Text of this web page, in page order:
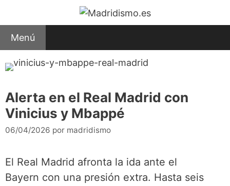
contenido
Menú
Alerta en el Real Madrid con
Vinicius y Mbappé
06/04/2026 por madridismo
El Real Madrid afronta la ida ante el
Bayern con una presión extra. Hasta seis